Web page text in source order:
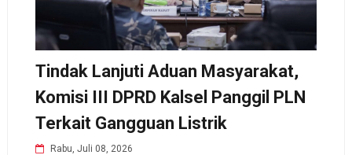
Tindak Lanjuti Aduan Masyarakat,
Komisi III DPRD Kalsel Panggil PLN
Terkait Gangguan Listrik
Rabu, Juli 08, 2026